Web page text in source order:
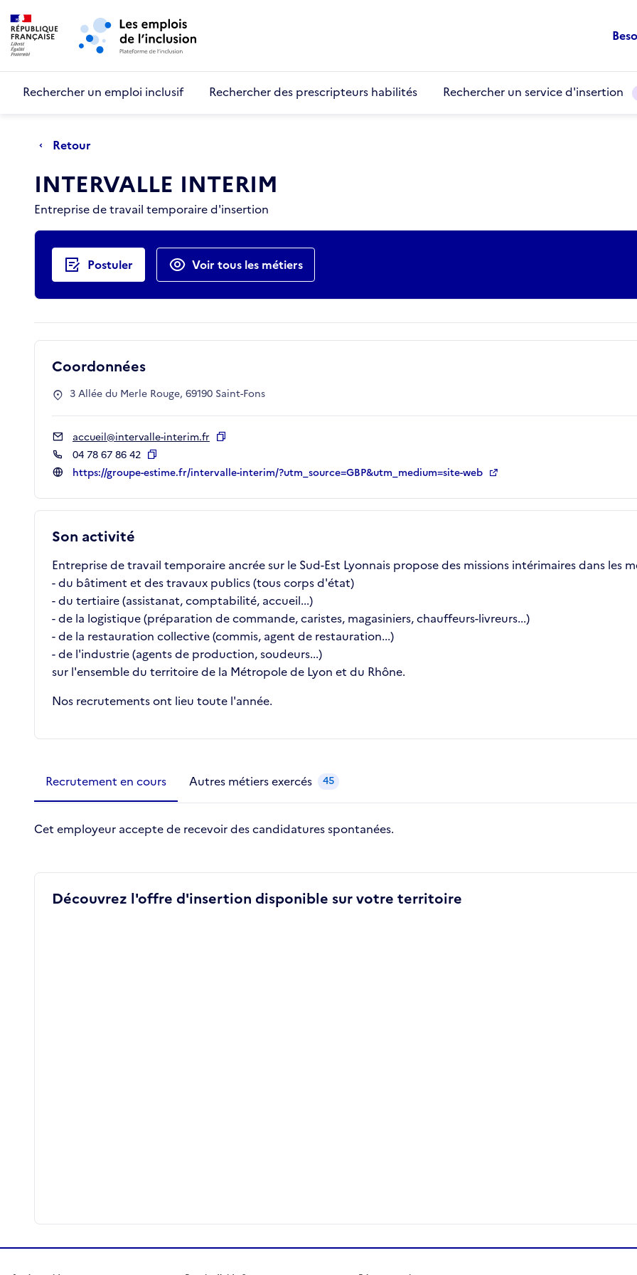
Aller au menu principal
Rechercher un emploi inclusif Rechercher des prescripteurs habilités Rechercher un service d'insertion
Retour
INTERVALLE INTERIM
Entreprise de travail temporaire d'insertion
Actions rapides
Postuler Voir tous les métiers
Son activité
Entreprise de travail temporaire ancrée sur le Sud-Est Lyonnais propose des missions intérimaires dans les
- du bâtiment et des travaux publics (tous corps d'état)
- du tertiaire (assistanat, comptabilité, accueil...)
- de la logistique (préparation de commande, caristes, magasiniers, chauffeurs-livreurs...)
- de la restauration collective (commis, agent de restauration...)
- de l'industrie (agents de production, soudeurs...)
sur l'ensemble du territoire de la Métropole de Lyon et du Rhône.
Nos recrutements ont lieu toute l'année.
Coordonnées
3 Allée du Merle Rouge, 69190 Saint-Fons
accueil@intervalle-interim.fr
04 78 67 86 42
Copier
https://groupe-estime.fr/intervalle-interim/?utm_source=GBP&utm_medium=site-web
Métiers de la structure
Recrutement en cours Autres métiers exercés 45
Cet employeur accepte de recevoir des candidatures spontanées.
Découvrez l'offre d'insertion disponible sur votre territoire